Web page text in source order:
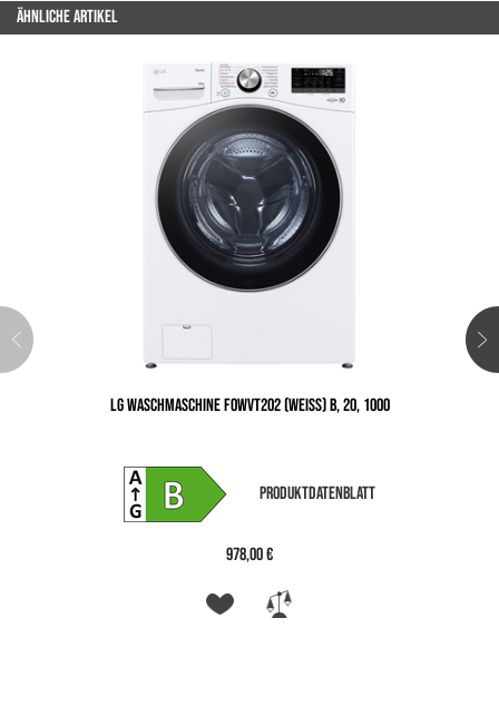
ÄHNLICHE ARTIKEL
LG WASCHMASCHINE F0WVT202 (WEISS) B, 20, 1000
PRODUKTDATENBLATT
978,00 €